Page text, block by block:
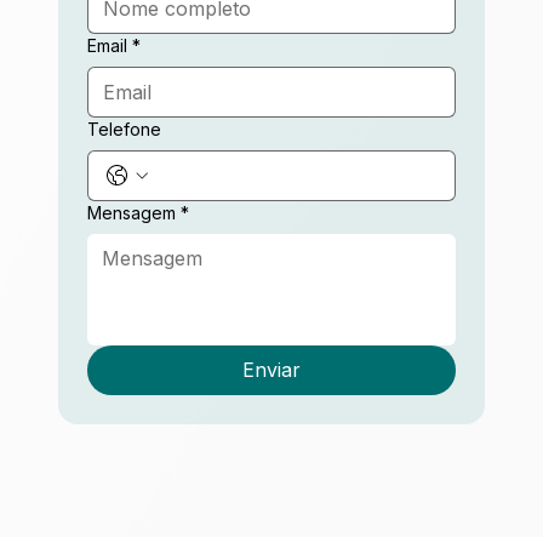
Email *
Telefone
Mensagem *
Enviar